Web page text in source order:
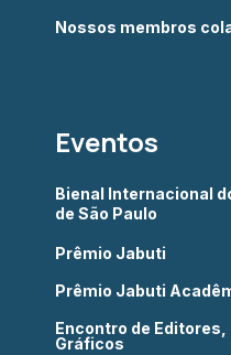
Nossos membros
Eventos
Bienal Internacional
de São Paulo
Prêmio Jabuti
Prêmio Jabuti
Encontro de
Gráficos